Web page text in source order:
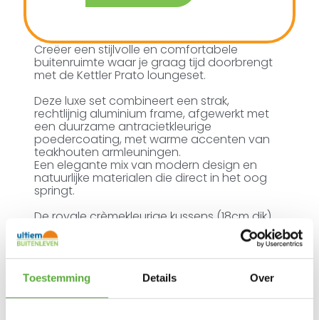
Toestemming Details Over
Creëer een stijlvolle en comfortabele
buitenruimte waar je graag tijd doorbrengt
met de Kettler Prato loungeset.
Deze luxe set combineert een strak,
rechtlijnig aluminium frame, afgewerkt met
een duurzame antracietkleurige
poedercoating, met warme accenten van
teakhouten armleuningen.
Een elegante mix van modern design en
natuurlijke materialen die direct in het oog
springt.
De royale crèmekleurige kussens (18cm dik)
zijn bekleed met hoogwaardige Olefin-stof,
die niet alleen een luxe uitstraling heeft, maar
ook perfect is voor buitengebruik.
* UV-bestendig – blijft mooi van kleur, zelfs
in volle zon